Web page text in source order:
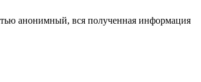
анонимный, вся полученная информация